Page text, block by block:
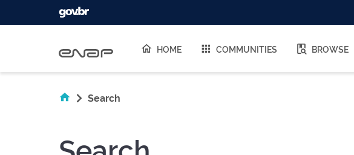
HOME COMMUNITIES BROWSE
Search